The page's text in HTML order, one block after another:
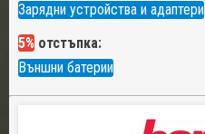
Зарядни устройства и адаптери
5% отстъпка:
Външни батерии